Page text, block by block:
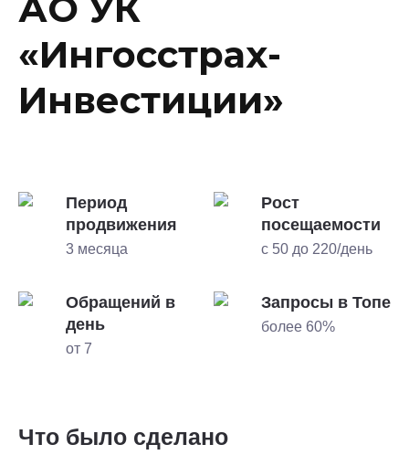
«Ингосстрах-
Инвестиции»
Период
продвижения
3 месяца
Рост
посещаемости
с 50 до 220/день
Обращений в
день
от 7
Запросы в Топе
более 60%
Что было сделано